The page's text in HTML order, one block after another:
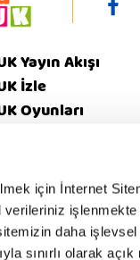
için İnternet
daha
sınırlı olarak
Yayın Akışı
İzle
Oyunları
Dergi
Gizlilik
Politikamız